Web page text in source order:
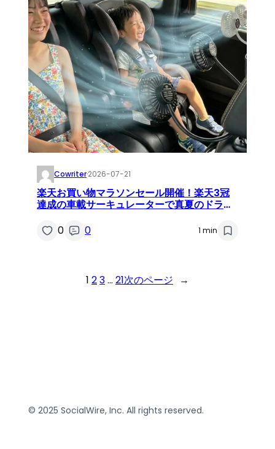
Cowriter·2026-07-21
楽天お買い物マラソンセール開催！楽天3冠
達成の車載サーキュレーターで真夏のドライ
0
0 1 min
1 23… 21次のページ →
© 2025 SocialWire, Inc. All rights reserved.